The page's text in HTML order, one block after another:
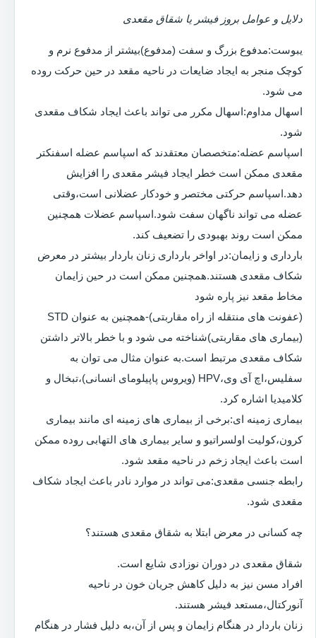
دلایل و عوامل بروز فیشر یا شقاق مقعدی
یبوست:مدفوع بزرگ و سفت (مدفوع)بیشتر از مدفوع نرم و
کوچک منجر به ایجاد ضایعات در ناحیه مقعد در حین حرکت روده
می شود.
اسهال مداوم:اسهال مکرر می تواند باعث ایجاد شکاف مقعدی
شود.
اسپاسم عضله:متخصصان معتقدند که اسپاسم عضله اسفنکتر
مقعدی ممکن است خطر ایجاد فیشر مقعدی را افزایش
دهد.اسپاسم حرکتی مختصر و خودکار عضلانی است،وقتی
عضله می تواند ناگهان سفت شود.اسپاسم عضلات همچنین
ممکن است روند بهبودی را تضعیف کند.
بارداری و زایمان:در اواخر بارداری زنان باردار بیشتر در معرض
شکاف مقعدی هستند.همچنین ممکن است در حین زایمان
مخاط مقعد نیز پاره شود
(عفونت های منتقله از راه مقاربتی)-همچنین به عنوان STD
(بیماری های مقاربتی)شناخته می شود و با خطر بالاتر داشتن
شکاف مقعدی مرتبط است.به عنوان مثال می توان به
سفلیس،اچ آی وی،HPV (ویروس پاپیلومای انسانی)،تبخال و
کلامیدیا اشاره کرد.
بیماری زمینه ای:برخی از بیماری های زمینه ای مانند بیماری
کرون،کولیت اولسراتیو و سایر بیماری های التهابی روده ممکن
است باعث ایجاد زخم در ناحیه مقعد شود.
رابطه جنسی مقعدی:می تواند در موارد نادر باعث ایجاد شکاف
مقعدی شود.
چه کسانی در معرض ابتلا به شقاق مقعدی هستند؟
شقاق مقعدی در دوران نوزادی شایع است.
افراد مسن نیز به دلیل کاهش جریان خون در ناحیه
آنورکتال،مستعد فیشر هستند.
زنان باردار در هنگام زایمان و پس از آن،به دلیل فشار در هنگام